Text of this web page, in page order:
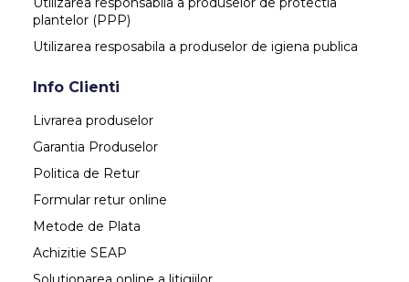
plantelor (PPP)
Utilizarea resposabila a produselor de igiena publica
Info Clienti
Livrarea produselor
Garantia Produselor
Politica de Retur
Formular retur online
Metode de Plata
Achizitie SEAP